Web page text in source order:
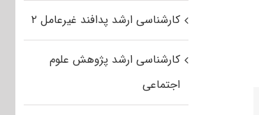
کارشناسی ارشد پدافند غیرعامل ۲
کارشناسی ارشد پژوهش علوم
اجتماعی